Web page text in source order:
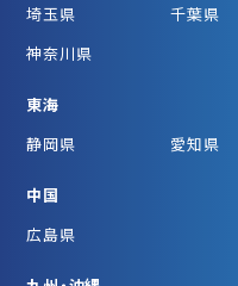
埼玉県
千葉県
神奈川県
東海
静岡県
愛知県
中国
広島県